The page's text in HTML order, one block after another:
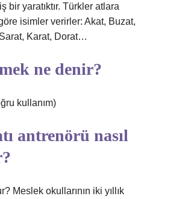
bir yaratıktır. Türkler atlara
isimler verirler: Akat, Buzat,
Sarat, Karat, Dorat…
ne denir?
kullanım)
antrenörü nasıl
Meslek okullarının iki yıllık